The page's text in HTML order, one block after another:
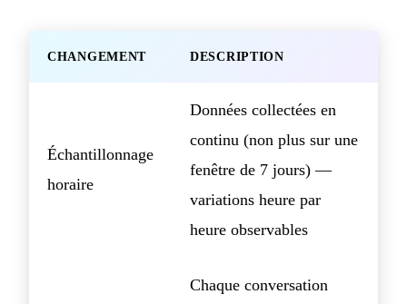
CHANGEMENT DESCRIPTION
Échantillonnage
horaire
Données collectées en
continu (non plus sur une
fenêtre de 7 jours) —
variations heure par
heure observables
Chaque conversation